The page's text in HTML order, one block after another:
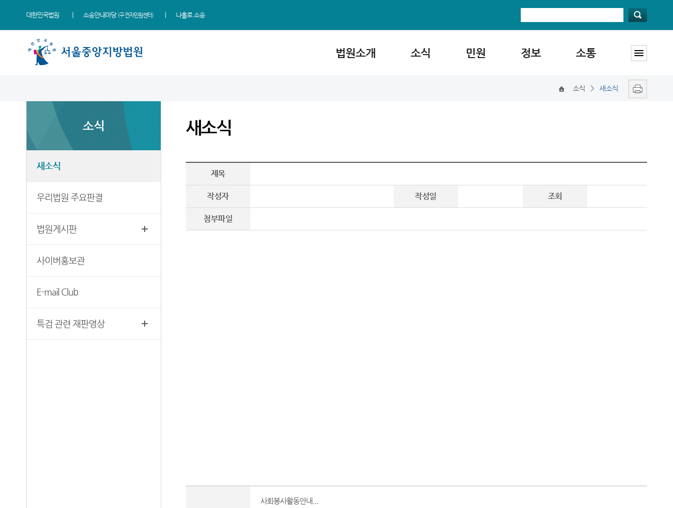
대한민국법원 소송안내마당 (구 전자민원센터) 나홀로 소송
법원소개 소식 민원 정보 소통
조직 및 전화번호
등기국/소
찾아오시는 길
보안검색
우리법원 주요판결
법원 게시판
특검 관련 재판영상
법률상담안내
자주묻는질문
(종합민원지원센터 상담예약)
신청 안내
자주 사용하는 양식모음
서울법원종합청사 집행문 등
지식재산 전문재판부
IP Chambers
민생전담재판부
판결서 인터넷열람
부조리 신고센터
법원견학
정보공개
소식 > 새소식
소식
새소식
우리법원 주요판결
법원게시판
사이버홍보관
E-mail Club
특검 관련 재판영상
새소식
제목
작성자 작성일 조회
첨부파일
사회봉사활동안내...